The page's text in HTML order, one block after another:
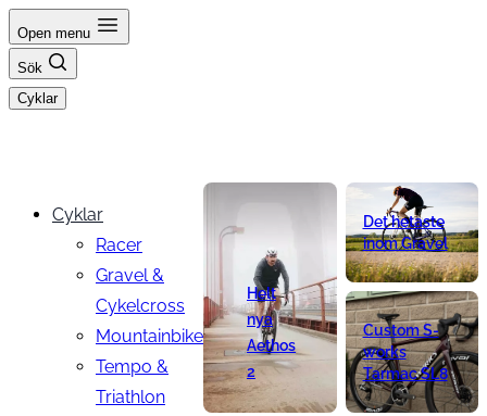
Hoppa
till
innehåll
Open menu
Sök
Cyklar
Cyklar
Racer
Gravel &
Cykelcross
Mountainbike
Tempo &
Triathlon
Helt
nya
Aethos
2
Det hetaste
inom Gravel
Custom S-
works
Tarmac SL8